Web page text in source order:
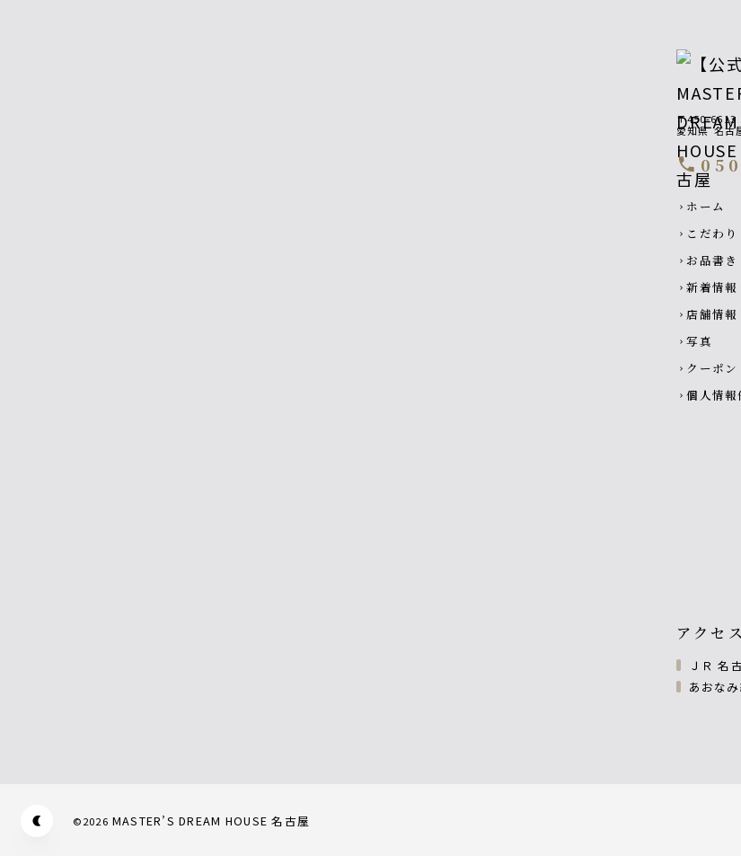
〒450-6613
愛知県 名古
call
Footer
chevron_right ホーム
chevron_right こだわり
chevron_right お品書き
chevron_right 新着情報
chevron_right 店舗情
chevron_right 写真
chevron_right クーポン
chevron_right 個人情
アクセス
ＪＲ 名
あおな
©2026 MASTER’S DREAM HOUSE 名古屋
Appearance mode switch